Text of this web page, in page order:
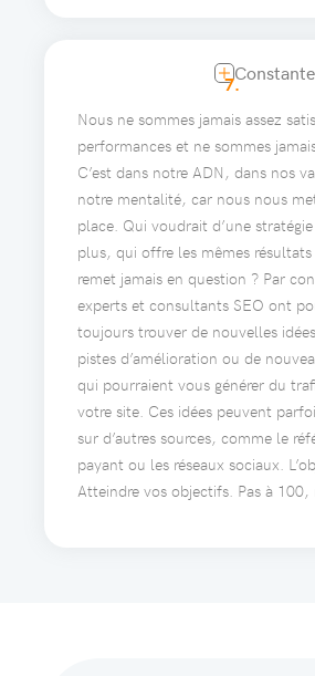
7.
Nous ne sommes jamais assez
performances et ne sommes
C’est dans notre ADN, dans nos
notre mentalité, car nous nous
place. Qui voudrait d’une
plus, qui offre les mêmes
remet jamais en question ? Par
experts et consultants SEO ont
toujours trouver de nouvelles
pistes d’amélioration ou de
qui pourraient vous générer du
votre site. Ces idées peuvent
sur d’autres sources, comme le
payant ou les réseaux sociaux.
Atteindre vos objectifs. Pas à 100,